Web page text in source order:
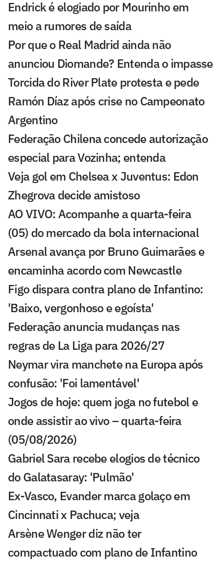
Endrick é elogiado por Mourinho em
meio a rumores de saída
Por que o Real Madrid ainda não
anunciou Diomande? Entenda o impasse
Torcida do River Plate protesta e pede
Ramón Díaz após crise no Campeonato
Argentino
Federação Chilena concede autorização
especial para Vozinha; entenda
Veja gol em Chelsea x Juventus: Edon
Zhegrova decide amistoso
AO VIVO: Acompanhe a quarta-feira
(05) do mercado da bola internacional
Arsenal avança por Bruno Guimarães e
encaminha acordo com Newcastle
Figo dispara contra plano de Infantino:
'Baixo, vergonhoso e egoísta'
Federação anuncia mudanças nas
regras de La Liga para 2026/27
Neymar vira manchete na Europa após
confusão: 'Foi lamentável'
Jogos de hoje: quem joga no futebol e
onde assistir ao vivo – quarta-feira
(05/08/2026)
Gabriel Sara recebe elogios de técnico
do Galatasaray: 'Pulmão'
Ex-Vasco, Evander marca golaço em
Cincinnati x Pachuca; veja
Arsène Wenger diz não ter
compactuado com plano de Infantino